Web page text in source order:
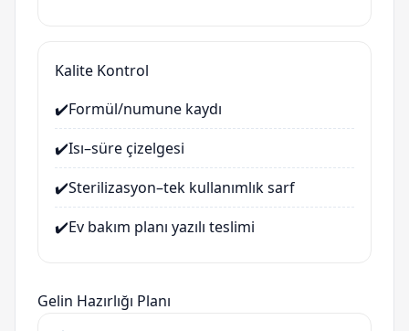
Kalite Kontrol
✔️Formül/numune kaydı
✔️Isı–süre çizelgesi
✔️Sterilizasyon–tek kullanımlık sarf
✔️Ev bakım planı yazılı teslimi
Gelin Hazırlığı Planı